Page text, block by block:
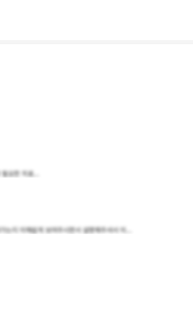
요한 치료...
는지 이해쉽게 보여주시면서 설명해주셔서 이...